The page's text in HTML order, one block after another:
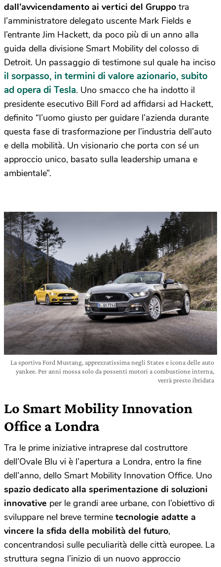
dall’avvicendamento ai vertici del Gruppo tra
l’amministratore delegato uscente Mark Fields e
l’entrante Jim Hackett, da poco più di un anno alla
guida della divisione Smart Mobility del colosso di
Detroit. Un passaggio di testimone sul quale ha inciso
il sorpasso, in termini di valore azionario, subito
ad opera di Tesla. Uno smacco che ha indotto il
presidente esecutivo Bill Ford ad affidarsi ad Hackett,
definito “l’uomo giusto per guidare l’azienda durante
questa fase di trasformazione per l’industria dell’auto
e della mobilità. Un visionario che porta con sé un
approccio unico, basato sulla leadership umana e
ambientale”.
La sportiva Ford Mustang, apprezzatissima negli States e icona delle auto
yankee. Per anni mossa solo da possenti motori a combustione interna,
verrà presto ibridata
Lo Smart Mobility Innovation
Office a Londra
Tra le prime iniziative intraprese dal costruttore
dell’Ovale Blu vi è l’apertura a Londra, entro la fine
dell’anno, dello Smart Mobility Innovation Office. Uno
spazio dedicato alla sperimentazione di soluzioni
innovative per le grandi aree urbane, con l’obiettivo di
sviluppare nel breve termine tecnologie adatte a
vincere la sfida della mobilità del futuro,
concentrandosi sulle peculiarità delle città europee. La
struttura segna l’inizio di un nuovo approccio